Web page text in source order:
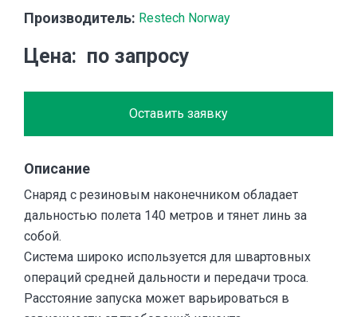
Производитель: Restech Norway
Цена по запросу
Оставить заявку
Описание
Снаряд с резиновым наконечником обладает
дальностью полета 140 метров и тянет линь за
собой.
Система широко используется для швартовных
операций средней дальности и передачи троса.
Расстояние запуска может варьироваться в